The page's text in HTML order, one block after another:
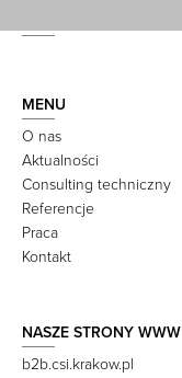
MENU
O nas
Aktualności
Consulting techniczny
Referencje
Praca
Kontakt
NASZE STRONY WWW
b2b.csi.krakow.pl